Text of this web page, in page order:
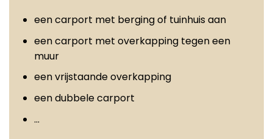
een carport met berging of tuinhuis aan
een carport met overkapping tegen een
muur
een vrijstaande overkapping
een dubbele carport
…